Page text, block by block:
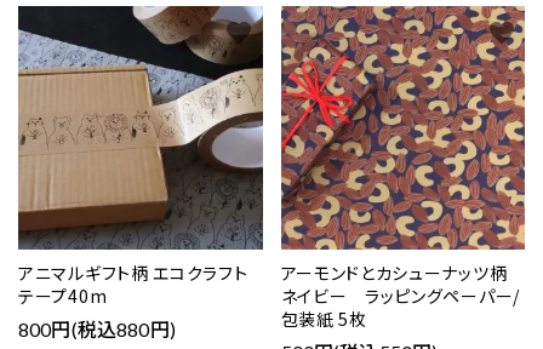
アニマルギフト柄 エコクラフト
テープ40m
800円(税込880円)
favorite
アーモンドとカシューナッツ柄
ネイビー ラッピングペーパー/
包装紙 5枚
favorite